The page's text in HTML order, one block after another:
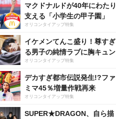
マクドナルドが40年にわたり
支える「小学生の甲子園」
オリコンタイアップ特集
イケメンてんこ盛り！尊すぎ
る男子の純情ラブに胸キュン
オリコンタイアップ特集
デカすぎ都市伝説発生!?ファ
ミマ45％増量作戦再来
オリコンタイアップ特集
SUPER★DRAGON、自ら描